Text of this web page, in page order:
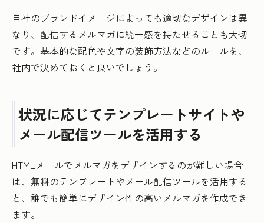
自社のブランドイメージによっても適切なデザインは異
なり、配信するメルマガに統一感を持たせることも大切
です。基本的な配色や文字の装飾方法などのルールを、
社内で決めておくと良いでしょう。
状況に応じてテンプレートサイトや
メール配信ツールを活用する
HTMLメールでメルマガをデザインするのが難しい場合
は、無料のテンプレートやメール配信ツールを活用する
と、誰でも簡単にデザイン性の高いメルマガを作成でき
ます。